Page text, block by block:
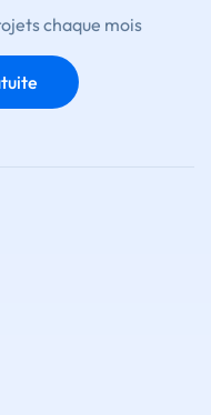
chaque mois